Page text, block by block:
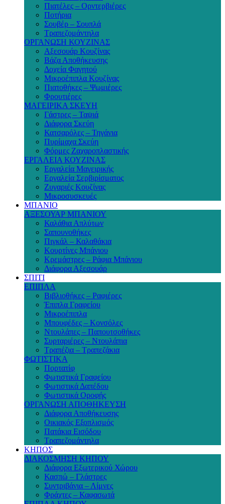
Πιατέλες – Ορντερβιέρες
Ποτήρια
Σουβέρ – Σουπλά
Τραπεζομάντηλα
ΟΡΓΑΝΩΣΗ ΚΟΥΖΙΝΑΣ
Αξεσουάρ Κουζίνας
Βάζα Αποθήκευσης
Δοχεία Φαγητού
Μικροέπιπλα Κουζίνας
Πιατοθήκες – Ψωμιέρες
Φρουτιέρες
ΜΑΓΕΙΡΙΚΑ ΣΚΕΥΗ
Γάστρες – Ταψιά
Διάφορα Σκεύη
Κατσαρόλες – Τηγάνια
Πυρίμαχα Σκεύη
Φόρμες Ζαχαροπλαστικής
ΕΡΓΑΛΕΙΑ ΚΟΥΖΙΝΑΣ
Εργαλεία Μαγειρικής
Εργαλεία Σερβιρίσματος
Ζυγαριές Κουζίνας
Μικροσυσκευές
ΜΠΑΝΙΟ
ΑΞΕΣΟΥΑΡ ΜΠΑΝΙΟΥ
Καλάθια Απλύτων
Σαπουνοθήκες
Πιγκάλ – Καλαθάκια
Κουρτίνες Μπάνιου
Κρεμάστρες – Ράφια Μπάνιου
Διάφορα Αξεσουάρ
ΣΠΙΤΙ
ΕΠΙΠΛΑ
Βιβλιοθήκες – Ραφιέρες
Έπιπλα Γραφείου
Μικροέπιπλα
Μπουφέδες – Κονσόλες
Ντουλάπες – Παπουτσοθήκες
Συρταριέρες – Ντουλάπια
Τραπέζια – Τραπεζάκια
ΦΩΤΙΣΤΙΚΑ
Πορτατίφ
Φωτιστικά Γραφείου
Φωτιστικά Δαπέδου
Φωτιστικά Οροφής
ΟΡΓΑΝΩΣΗ ΑΠΟΘΗΚΕΥΣΗ
Διάφορα Αποθήκευσης
Οικιακός Εξοπλισμός
Πατάκια Εισόδου
Τραπεζομάντηλα
ΚΗΠΟΣ
ΔΙΑΚΟΣΜΗΣΗ ΚΗΠΟΥ
Διάφορα Εξωτερικού Χώρου
Κασπώ – Γλάστρες
Συντριβάνια – Λίμνες
Φράχτες – Καφασωτά